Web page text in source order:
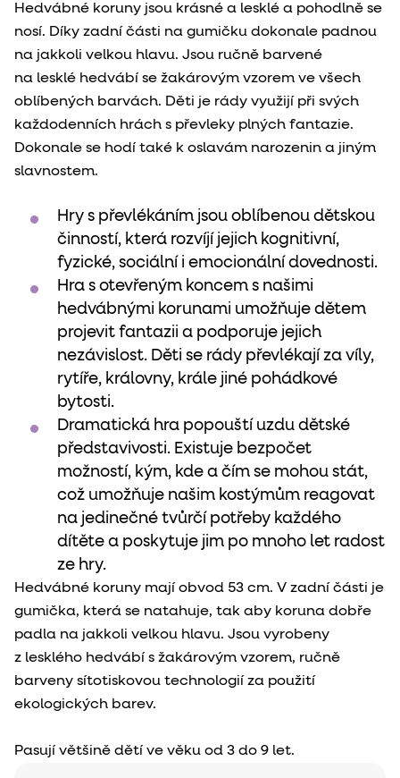
Hedvábné koruny jsou krásné a lesklé a pohodlně se
nosí. Díky zadní části na gumičku dokonale padnou
na jakkoli velkou hlavu. Jsou ručně barvené
na lesklé hedvábí se žakárovým vzorem ve všech
oblíbených barvách. Děti je rády využijí při svých
každodenních hrách s převleky plných fantazie.
Dokonale se hodí také k oslavám narozenin a jiným
slavnostem.
Hry s převlékáním jsou oblíbenou dětskou
činností, která rozvíjí jejich kognitivní,
fyzické, sociální i emocionální dovednosti.
Hra s otevřeným koncem s našimi
hedvábnými korunami umožňuje dětem
projevit fantazii a podporuje jejich
nezávislost. Děti se rády převlékají za víly,
rytíře, královny, krále jiné pohádkové
bytosti.
Dramatická hra popouští uzdu dětské
představivosti. Existuje bezpočet
možností, kým, kde a čím se mohou stát,
což umožňuje našim kostýmům reagovat
na jedinečné tvůrčí potřeby každého
dítěte a poskytuje jim po mnoho let radost
ze hry.
Hedvábné koruny mají obvod 53 cm. V zadní části je
gumička, která se natahuje, tak aby koruna dobře
padla na jakkoli velkou hlavu. Jsou vyrobeny
z lesklého hedvábí s žakárovým vzorem, ručně
barveny sítotiskovou technologií za použití
ekologických barev.
Pasují většině dětí ve věku od 3 do 9 let.